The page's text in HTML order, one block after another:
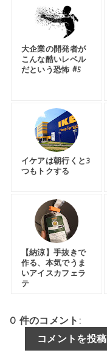
大企業の開発者が
こんな酷いレベル
だという恐怖 #5
イケアは朝行くと3
つもトクする
【納涼】手抜きで
作る、本気でうま
いアイスカフェラ
テ
0 件のコメント:
コメントを投稿